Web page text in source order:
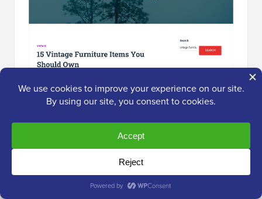
tema WordPressha un modulo di ricerca
integrato, allora buone notizie! SearchWP si integrerà
automaticamente con esso, quindi non dovrai fare